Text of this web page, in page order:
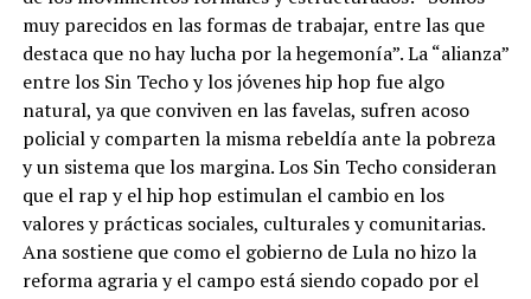
muy parecidos en las formas de trabajar, entre las que
destaca que no hay lucha por la hegemonía”. La “alianza”
entre los Sin Techo y los jóvenes hip hop fue algo
natural, ya que conviven en las favelas, sufren acoso
policial y comparten la misma rebeldía ante la pobreza
y un sistema que los margina. Los Sin Techo consideran
que el rap y el hip hop estimulan el cambio en los
valores y prácticas sociales, culturales y comunitarias.
Ana sostiene que como el gobierno de Lula no hizo la
reforma agraria y el campo está siendo copado por el